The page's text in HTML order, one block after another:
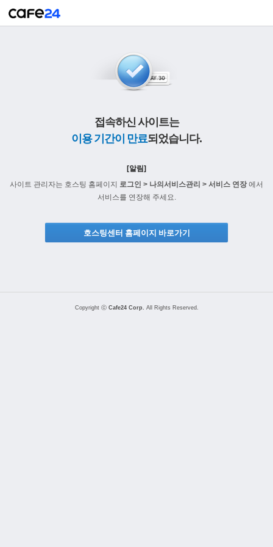
접속하신 사이트는
이용 기간이 만료되었습니다.
[알림]
사이트 관리자는 호스팅 홈페이지 로그인 > 나의서비스관리 > 서비스 연장에서
서비스를 연장해 주세요.
호스팅센터 홈페이지 바로가기
Copyright ⓒ Cafe24 Corp. All Rights Reserved.